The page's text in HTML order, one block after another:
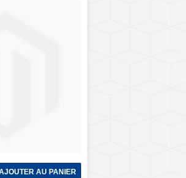
AU PANIER